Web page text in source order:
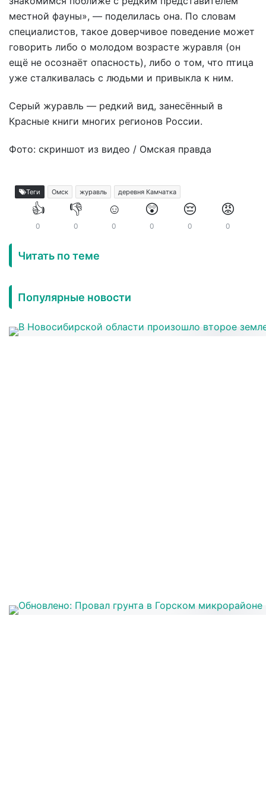
местной фауны», — поделилась она. По словам
специалистов, такое доверчивое поведение может
говорить либо о молодом возрасте журавля (он
ещё не осознаёт опасность), либо о том, что птица
уже сталкивалась с людьми и привыкла к ним.
Серый журавль — редкий вид, занесённый в
Красные книги многих регионов России.
Фото: скриншот из видео / Омская правда
Теги Омск журавль деревня Камчатка
👍
0
👎
0
☺️
0
😲
0
😔
0
😡
0
Читать по теме
Популярные новости